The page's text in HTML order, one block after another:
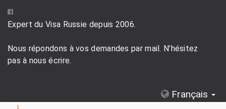
Expert du Visa Russie depuis 2006.
Nous répondons à vos demandes par mail. N’hésitez
pas à nous écrire.
Français